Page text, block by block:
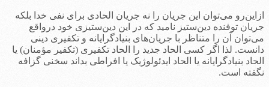
ازاین‌رو می‌توان این جریان را نه جریان الحادی برای نفی خدا بلکه
جریان توفنده دین‌ستیز نامید که در این دین‌ستیزی خود درواقع
می‌توان آن را متناظر با جریان‌های بنیادگرایانه و تکفیری دینی
دانست. لذا اگر کسی الحاد جدید را الحاد تکفیری (تکفیر مؤمنان)‌ یا
الحاد بنیادگرایانه یا الحاد ایدئولوژیک یا افراطی بداند سخنی گزافه
نگفته است.